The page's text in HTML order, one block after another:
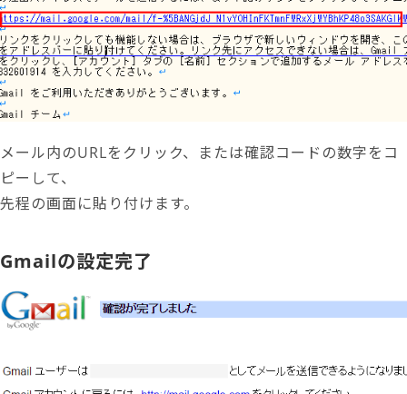
メール内のURLをクリック、または確認コードの数字をコ
ピーして、
先程の画面に貼り付けます。
Gmailの設定完了